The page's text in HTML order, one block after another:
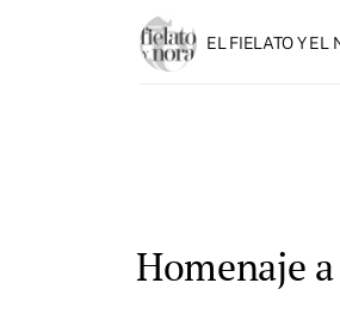
EL FIELATO Y EL
Homenaje